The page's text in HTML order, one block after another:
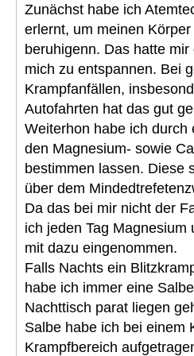
Zunächst habe ich
erlernt, um meinen Körper
beruhigenn. Das hatte mir
mich zu entspannen. Bei
Krampfanfällen,
Autofahrten hat das gut
Weiterhon habe ich durch
den Magnesium- sowie
bestimmen lassen. Diese
über dem
Da das bei mir nicht der
ich jeden Tag Magnesium
mit dazu eingenommen.
Falls Nachts ein
habe ich immer eine
Nachttisch parat liegen
Salbe habe ich bei einem
Krampfbereich